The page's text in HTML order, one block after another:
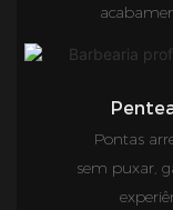
Pontas
sem puxar,